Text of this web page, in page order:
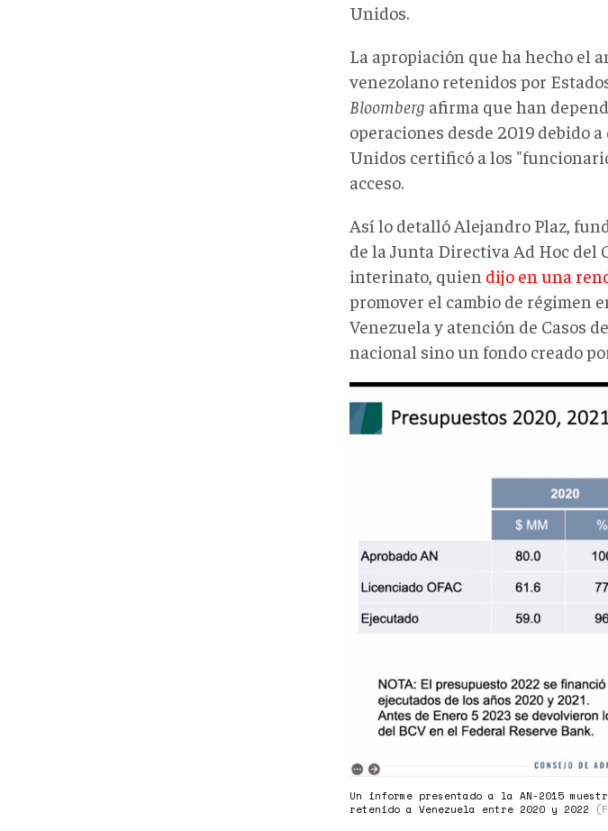
Unidos.
La apropiación que ha hecho el
venezolano retenidos por
Bloomberg afirma que han
operaciones desde 2019 debido
Unidos certificó a los
acceso.
Así lo detalló Alejandro Plaz,
de la Junta Directiva Ad Hoc del
interinato, quien dijo en una
promover el cambio de régimen
Venezuela y atención de Casos
nacional sino un fondo creado
1-
7.jpg
Un informe presentado a la AN-2015
retenido a Venezuela entre 2020 y 2022